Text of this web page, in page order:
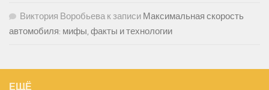
Виктория Воробьевак записи Максимальная скорость
автомобиля: мифы, факты и технологии
ЕЩЁ